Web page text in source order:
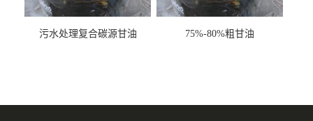
污水处理复合碳源甘油
75%-80%粗甘油